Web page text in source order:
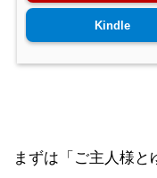
Kindle
まずは「ご主人様